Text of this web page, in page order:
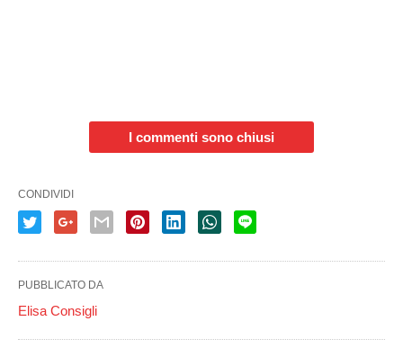
I commenti sono chiusi
CONDIVIDI
PUBBLICATO DA
Elisa Consigli